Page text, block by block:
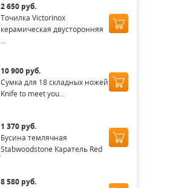
2 650 руб.
Точилка Victorinox
керамическая двусторонняя
...
10 900 руб.
Сумка для 18 складных ножей
Knife to meet you...
1 370 руб.
Бусина темлячная
Stabwoodstone Каратель Red
8 580 руб.